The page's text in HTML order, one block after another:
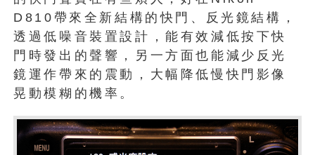
D810帶來全新結構的快門、反光鏡結構，
透過低噪音裝置設計，能有效減低按下快
門時發出的聲響，另一方面也能減少反光
鏡運作帶來的震動，大幅降低慢快門影像
晃動模糊的機率。